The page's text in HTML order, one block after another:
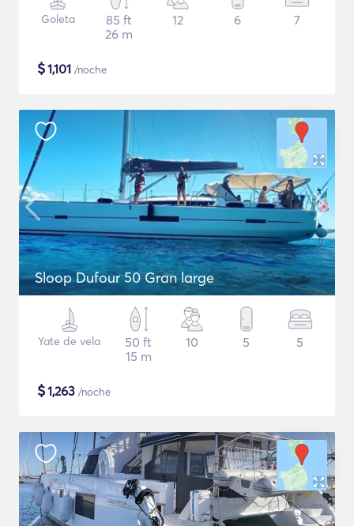
Goleta
85 ft
26 m
12 6 7
$1,101 /noche
Sloop Dufour 50 Gran large
Yate de vela
50 ft
15 m
10 5 5
$1,263 /noche